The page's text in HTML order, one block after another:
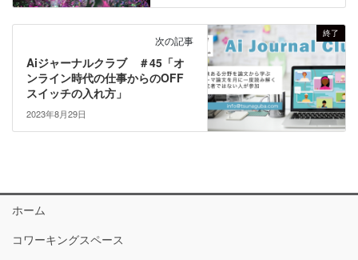
終了
次の記事
Aiジャーナルクラブ ＃45「オ
ンライン時代の仕事からのOFF
スイッチの入れ方」
2023年8月29日
ホーム
コワーキングスペース